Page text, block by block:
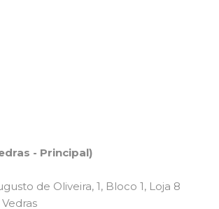
- Principal)
de Oliveira, 1, Bloco 1, Loja 8